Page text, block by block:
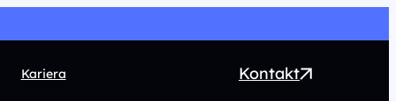
Kariera Kontakt